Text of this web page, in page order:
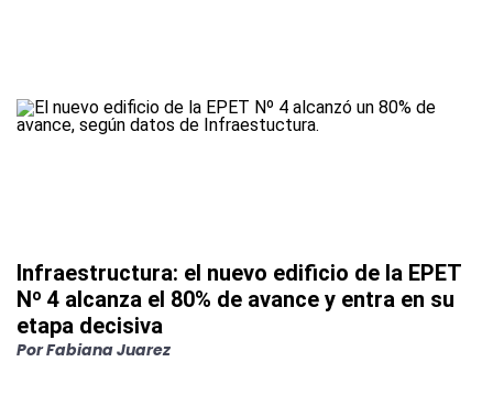
Infraestructura: el nuevo edificio de la EPET
Nº 4 alcanza el 80% de avance y entra en su
etapa decisiva
PorFabiana Juarez